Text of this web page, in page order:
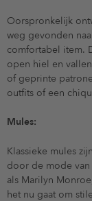
Oorspronkelijk
weg gevonden
comfortabel item.
open hiel en
of geprinte
outfits of een
Mules:
Klassieke mules
door de mode
als Marilyn
het nu gaat om